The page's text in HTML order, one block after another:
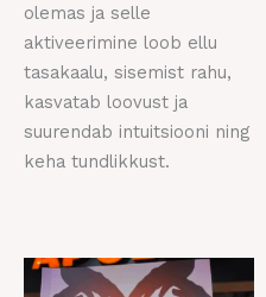
olemas ja selle
aktiveerimine loob ellu
tasakaalu, sisemist rahu,
kasvatab loovust ja
suurendab intuitsiooni ning
keha tundlikkust.